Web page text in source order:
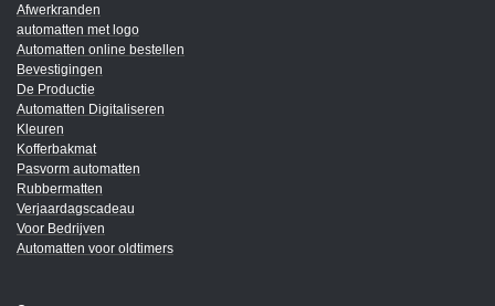
Afwerkranden
automatten met logo
Automatten online bestellen
Bevestigingen
De Productie
Automatten Digitaliseren
Kleuren
Kofferbakmat
Pasvorm automatten
Rubbermatten
Verjaardagscadeau
Voor Bedrijven
Automatten voor oldtimers